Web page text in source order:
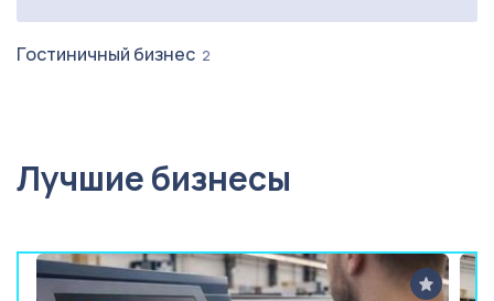
Гостиничный бизнес 2
Лучшие бизнесы